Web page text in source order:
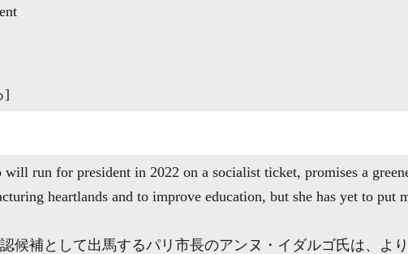
]
run for president in 2022 on a socialist ticket, promises a
heartlands and to improve education, but she has yet to put
候補として出馬するパリ市長のアンヌ・イダルゴ氏は、よ